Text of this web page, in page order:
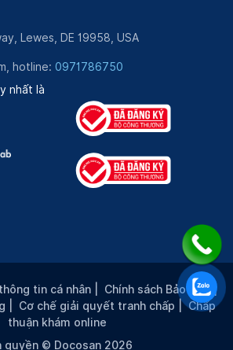
Lewes, DE 19958, USA
hotline: 0971786750
nhất là
tin cá nhân Chính sách Bảo mật |
Cơ chế giải quyết tranh chấp |Chấp
thuận khám online
quyền © Docosan 2026